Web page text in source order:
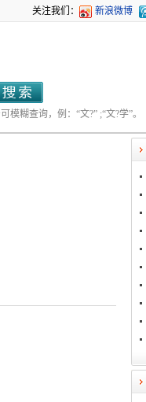
关注我们： 新浪微博
模糊查询，例：“文?” ;“文?学”。